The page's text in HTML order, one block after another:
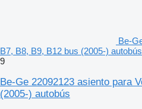
Be-
B7, B8, B9, B12 bus (2005-) autobús
9
Be-Ge 22092123 asiento para
(2005-) autobús